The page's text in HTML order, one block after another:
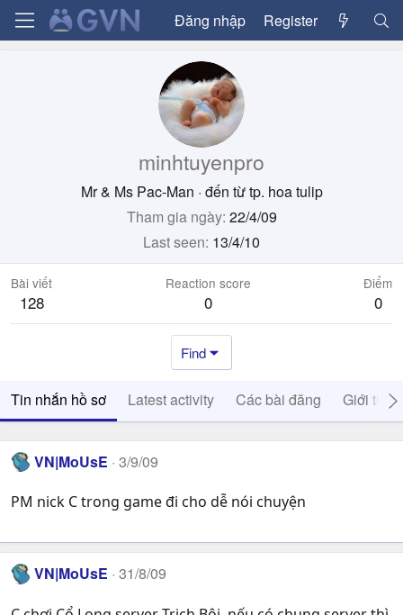
Đăng nhập Register
minhtuyenpro
Mr & Ms Pac-Man · đến từtp. hoa tulip
Tham gia ngày 22/4/09
Last seen 13/4/10
Bài viết
128
Reaction score
0
Điểm
0
Find
Tin nhắn hồ sơ Latest activity Các bài đăng Giới thiệu
VN|MoUsE 3/9/09
PM nick C trong game đi cho dễ nói chuyện
VN|MoUsE 31/8/09